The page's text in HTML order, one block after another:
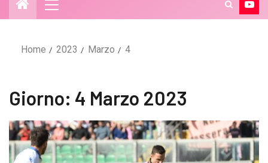
Home 2023 Marzo 4
Giorno: 4 Marzo 2023